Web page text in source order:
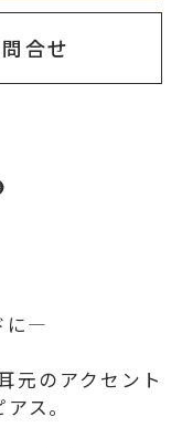
合せ
に―
元のアクセント
ス。